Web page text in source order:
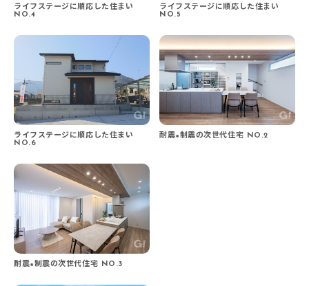
ライフステージに順応した住まい
NO.4
ライフステージに順応した住まい
NO.6
耐震×制震の次世代住宅 NO.3
ライフステージに順応した住まい
NO.5
耐震×制震の次世代住宅 NO.2